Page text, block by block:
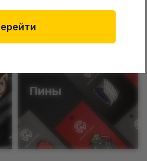
Катаны
Пины